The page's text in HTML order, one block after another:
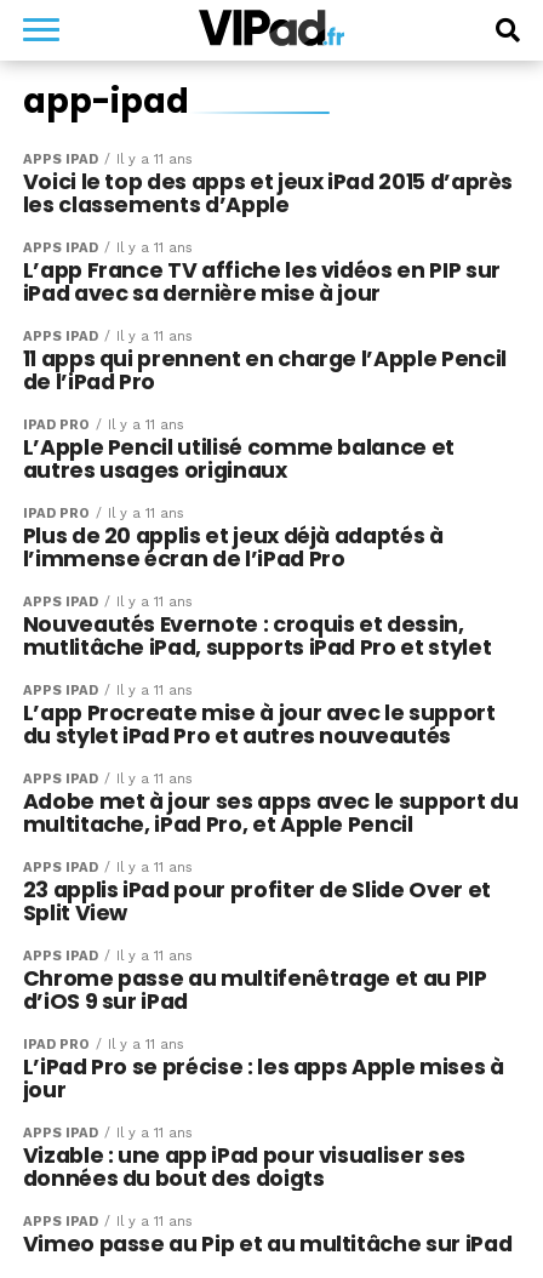
app-ipad
APPS IPAD Il y a 11 ans
Voici le top des apps et jeux iPad 2015 d’après
les classements d’Apple
APPS IPAD Il y a 11 ans
L’app France TV affiche les vidéos en PIP sur
iPad avec sa dernière mise à jour
APPS IPAD Il y a 11 ans
11 apps qui prennent en charge l’Apple Pencil
de l’iPad Pro
IPAD PRO Il y a 11 ans
L’Apple Pencil utilisé comme balance et
autres usages originaux
IPAD PRO Il y a 11 ans
Plus de 20 applis et jeux déjà adaptés à
l’immense écran de l’iPad Pro
APPS IPAD Il y a 11 ans
Nouveautés Evernote : croquis et dessin,
mutlitâche iPad, supports iPad Pro et stylet
APPS IPAD Il y a 11 ans
L’app Procreate mise à jour avec le support
du stylet iPad Pro et autres nouveautés
APPS IPAD Il y a 11 ans
Adobe met à jour ses apps avec le support du
multitache, iPad Pro, et Apple Pencil
APPS IPAD Il y a 11 ans
23 applis iPad pour profiter de Slide Over et
Split View
APPS IPAD Il y a 11 ans
Chrome passe au multifenêtrage et au PIP
d’iOS 9 sur iPad
IPAD PRO Il y a 11 ans
L’iPad Pro se précise : les apps Apple mises à
jour
APPS IPAD Il y a 11 ans
Vizable : une app iPad pour visualiser ses
données du bout des doigts
APPS IPAD Il y a 11 ans
Vimeo passe au Pip et au multitâche sur iPad